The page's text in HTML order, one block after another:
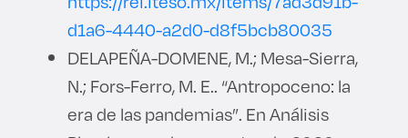
d1a6-4440-a2d0-d8f5bcb80035
DELAPEÑA-DOMENE, M.; Mesa-Sierra,
N.; Fors-Ferro, M. E.. “Antropoceno: la
era de las pandemias”. En Análisis